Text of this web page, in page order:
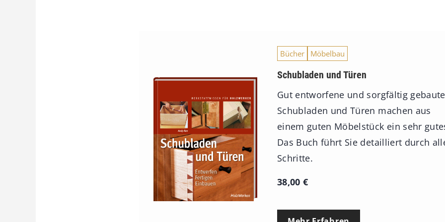
Bücher Möbelbau
Schubladen und Türen
Gut entworfene und sorgfältig gebaute
Schubladen und Türen machen aus
einem guten Möbelstück ein sehr
Das Buch führt Sie detailliert durch
Schritte.
38,00 €